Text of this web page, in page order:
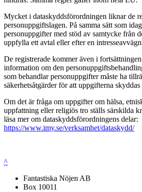
Mycket i dataskyddsförordningen liknar de
personuppgiftslagen. På samma sätt som
personuppgifter med stöd av samtycke från
uppfylla ett avtal eller efter en
De registrerade kommer även i
information om den
som behandlar personuppgifter måste ha
säkerhetsåtgärder för att uppgifterna skyddas
Om det är fråga om uppgifter om hälsa,
uppfattning eller religiös tro ställs särskilda
läsa mer om dataskyddsförordningens delar:
https://www.imy.se/verksamhet/dataskydd/
^
Fantastiska Nöjen AB
Box 10011